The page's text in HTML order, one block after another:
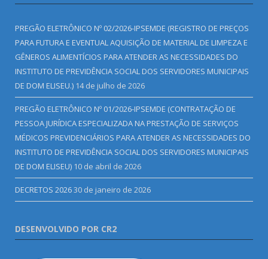
PREGÃO ELETRÔNICO Nº 02/2026-IPSEMDE (REGISTRO DE PREÇOS
PARA FUTURA E EVENTUAL AQUISIÇÃO DE MATERIAL DE LIMPEZA E
GÊNEROS ALIMENTÍCIOS PARA ATENDER AS NECESSIDADES DO
INSTITUTO DE PREVIDÊNCIA SOCIAL DOS SERVIDORES MUNICIPAIS
DE DOM ELISEU.) 14 de julho de 2026
PREGÃO ELETRÔNICO Nº 01/2026-IPSEMDE (CONTRATAÇÃO DE
PESSOA JURÍDICA ESPECIALIZADA NA PRESTAÇÃO DE SERVIÇOS
MÉDICOS PREVIDENCIÁRIOS PARA ATENDER AS NECESSIDADES DO
INSTITUTO DE PREVIDÊNCIA SOCIAL DOS SERVIDORES MUNICIPAIS
DE DOM ELISEU) 10 de abril de 2026
DECRETOS 202630 de janeiro de 2026
DESENVOLVIDO POR CR2